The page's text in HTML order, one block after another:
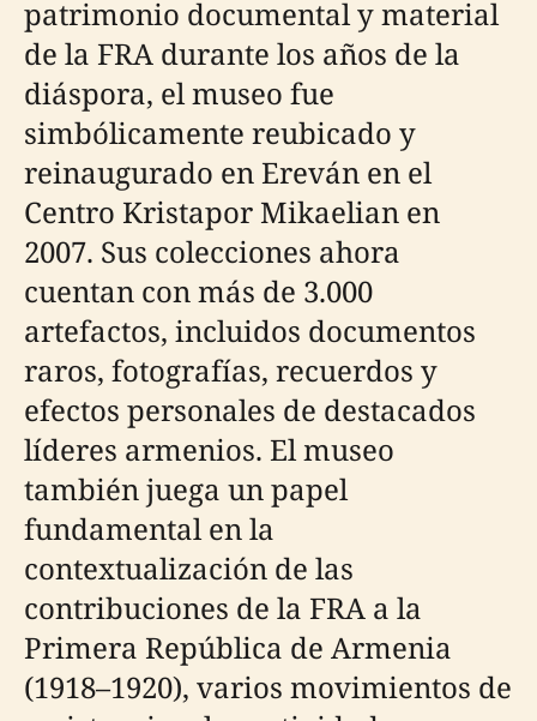
patrimonio documental y material
de la FRA durante los años de la
diáspora, el museo fue
simbólicamente reubicado y
reinaugurado en Ereván en el
Centro Kristapor Mikaelian en
2007. Sus colecciones ahora
cuentan con más de 3.000
artefactos, incluidos documentos
raros, fotografías, recuerdos y
efectos personales de destacados
líderes armenios. El museo
también juega un papel
fundamental en la
contextualización de las
contribuciones de la FRA a la
Primera República de Armenia
(1918–1920), varios movimientos de